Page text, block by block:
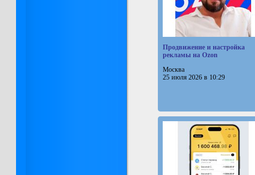
Продвижение и настройка
рекламы на Ozon
Москва
25 июля 2026 в 10:29